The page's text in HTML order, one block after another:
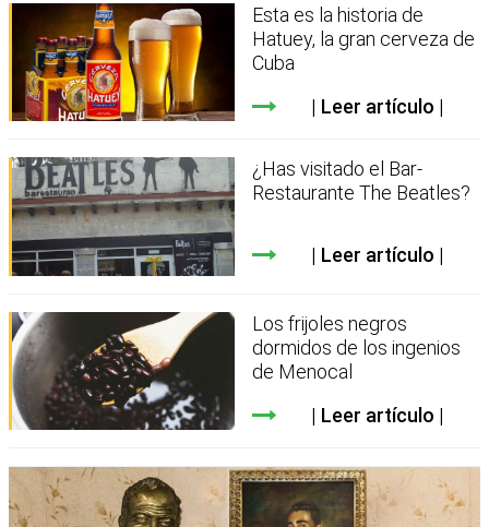
Esta es la historia de
Hatuey, la gran cerveza de
Cuba
Leer artículo
¿Has visitado el Bar-
Restaurante The Beatles?
Leer artículo
Los frijoles negros
dormidos de los ingenios
de Menocal
Leer artículo